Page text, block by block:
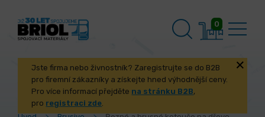
0
Jste firma nebo živnostník? Zaregistrujte se do B2B
pro firemní zákazníky a získejte hned výhodnější ceny.
Pro více informací přejděte na stránku B2B,
pro registraci zde.